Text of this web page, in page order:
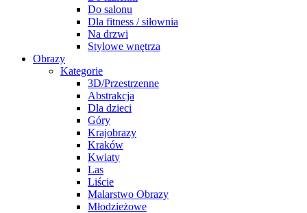
Do salonu
Dla fitness / siłownia
Na drzwi
Stylowe wnętrza
Obrazy
Kategorie
3D/Przestrzenne
Abstrakcja
Dla dzieci
Góry
Krajobrazy
Kraków
Kwiaty
Las
Liście
Malarstwo Obrazy
Młodzieżowe